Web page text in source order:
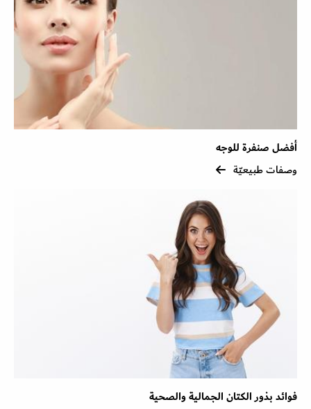
أفضل صنفرة للوجه
وصفات طبيعيّة
فوائد بذور الكتان الجمالية والصحية